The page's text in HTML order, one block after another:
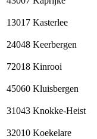
13017 Kasterlee
24048 Keerbergen
72018 Kinrooi
45060 Kluisbergen
31043 Knokke-Heist
32010 Koekelare